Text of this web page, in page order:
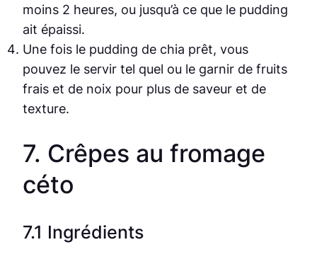
moins 2 heures, ou jusqu’à ce que le pudding
ait épaissi.
Une fois le pudding de chia prêt, vous
pouvez le servir tel quel ou le garnir de fruits
frais et de noix pour plus de saveur et de
texture.
7. Crêpes au fromage
céto
7.1 Ingrédients